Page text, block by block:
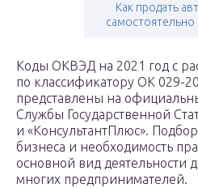
Как продать
самостоятельно
Коды ОКВЭД на 2021 год с
по классификатору ОК 029-
представлены на
Службы Государственной
и «КонсультантПлюс».
бизнеса и необходимость
основной вид деятельности
многих предпринимателей.